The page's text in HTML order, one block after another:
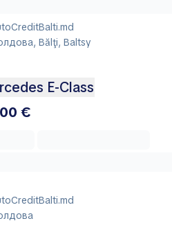
Bălţi, Baltsy
E-Class
€